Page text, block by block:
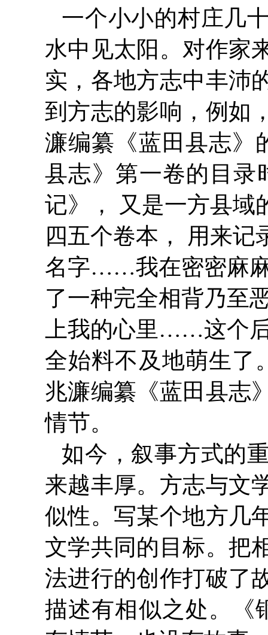
一个小小的村庄几
水中见太阳。对作家
实，各地方志中丰沛
到方志的影响，例如
濂编纂《蓝田县志》
县志》第一卷的目录
记》， 又是一方县域
四五个卷本， 用来
名字……我在密密麻
了一种完全相背乃至
上我的心里……这个
全始料不及地萌生了
兆濂编纂《蓝田县志
情节。
如今，叙事方式的
来越丰厚。方志与文
似性。写某个地方几
文学共同的目标。把
法进行的创作打破了
描述有相似之处。《